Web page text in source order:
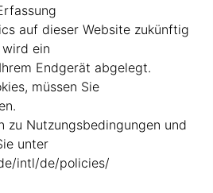
auf dieser Website zukünftig
ein
Endgerät abgelegt.
müssen Sie
zu Nutzungsbedingungen und
unter
intl/de/policies/